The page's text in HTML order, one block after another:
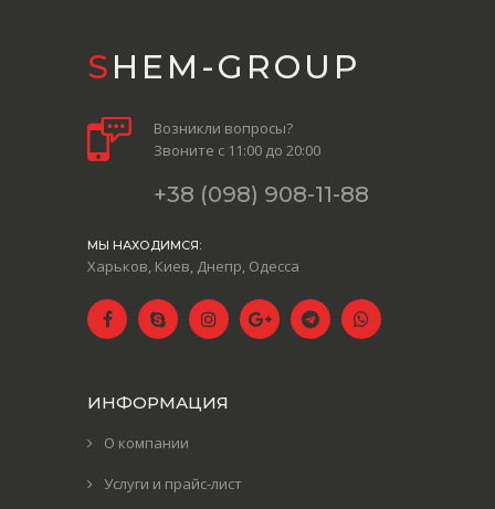
SHEM-GROUP
Возникли вопросы?
Звоните с 11:00 до 20:00
+38 (098) 908-11-88
МЫ НАХОДИМСЯ:
Харьков, Киев, Днепр, Одесса
ИНФОРМАЦИЯ
О компании
Услуги и прайс-лист